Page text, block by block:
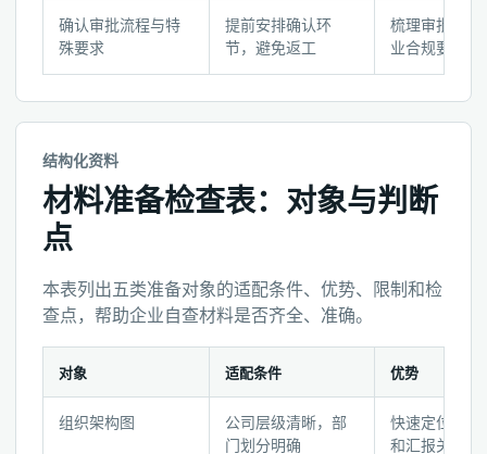
清
单
确认审批流程与特
殊要求
提前安排确认环
节，避免返工
梳理审批层级
业合规要求
结构化资料
材料准备检查表：对象与判断
点
本表列出五类准备对象的适配条件、优势、限制和检
查点，帮助企业自查材料是否齐全、准确。
对象 适配条件 优势
组织架构图
公司层级清晰，部
门划分明确
快速定位岗位
和汇报关系